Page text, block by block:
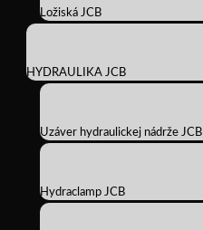
Ložiská JCB
HYDRAULIKA JCB
Uzáver hydraulickej nádrže JCB
Hydraclamp JCB